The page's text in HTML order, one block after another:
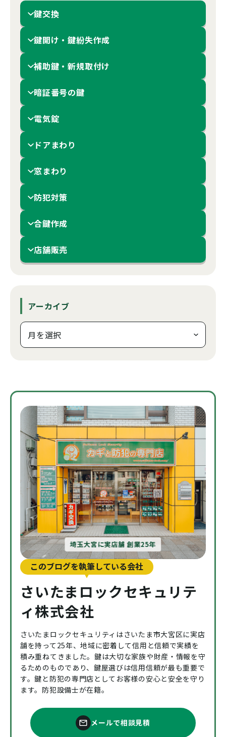
鍵交換
鍵開け・鍵紛失作成
補助鍵・新規取付け
暗証番号の鍵
電気錠
ドアまわり
窓まわり
防犯対策
合鍵作成
店舗販売
アーカイブ
埼玉大宮に実店舗 創業25年
このブログを執筆している会社
さいたまロックセキュリテ
ィ株式会社
さいたまロックセキュリティはさいたま市大宮区に実店
舗を持って25年、地域に密着して信用と信頼で実績を
積み重ねてきました。鍵は大切な家族や財産・情報を守
るためのものであり、鍵屋選びは信用信頼が最も重要で
す。鍵と防犯の専門店としてお客様の安心と安全を守り
ます。防犯設備士が在籍。
メールで相談見積